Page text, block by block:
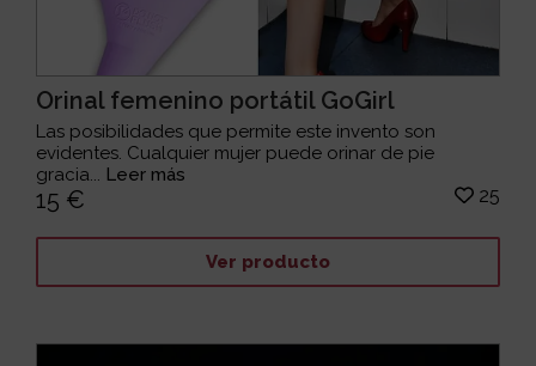
Orinal femenino portátil GoGirl
Las posibilidades que permite este invento son
evidentes. Cualquier mujer puede orinar de pie
gracia... Leer más
15 € 25
Ver producto